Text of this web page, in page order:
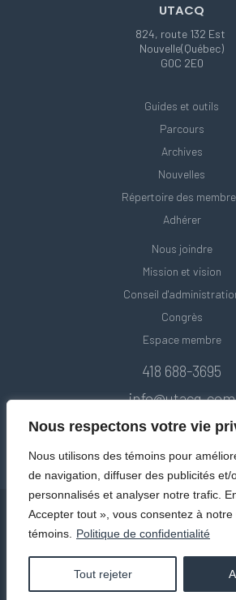
Nous respectons votre vie
Nous utilisons des témoins pour
de navigation, diffuser des publicités et/
personnalisés et analyser notre trafic.
Accepter tout », vous consentez à
témoins.
Politique de confidentialité
Tout rejeter
UTACQ
824, route 132 Est
Nouvelle(Québec)
G0C 2E0
Guides et outils
Parcours
Archives
Nouvelles
Répertoire des
Adhérer
Nous joindre
Mission et vision
Conseil
Congrès
Espace membre
418 688-3695
info@utacq.com
réservés 2020.Politique de